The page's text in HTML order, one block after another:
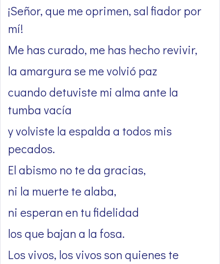
¡Señor, que me oprimen, sal fiador por
mí!
Me has curado, me has hecho revivir,
la amargura se me volvió paz
cuando detuviste mi alma ante la
tumba vacía
y volviste la espalda a todos mis
pecados.
El abismo no te da gracias,
ni la muerte te alaba,
ni esperan en tu fidelidad
los que bajan a la fosa.
Los vivos, los vivos son quienes te